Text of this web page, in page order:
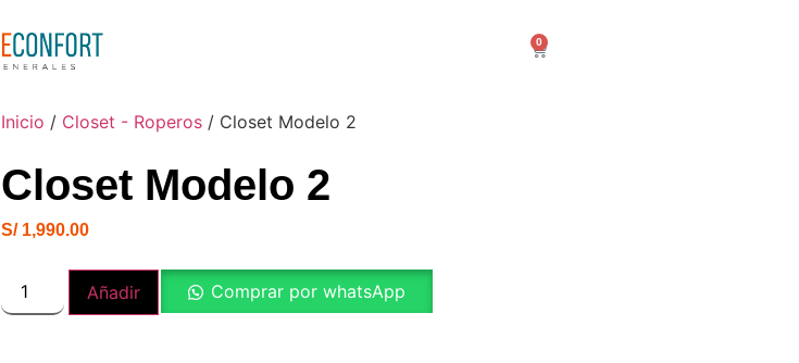
0
Inicio / Closet - Roperos / Closet Modelo 2
Closet Modelo 2
S/1,990.00
Añadir Comprar por whatsApp